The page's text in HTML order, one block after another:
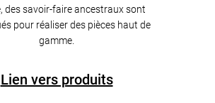
des savoir-faire ancestraux sont
pour réaliser des pièces haut de
gamme.
Lien vers produits